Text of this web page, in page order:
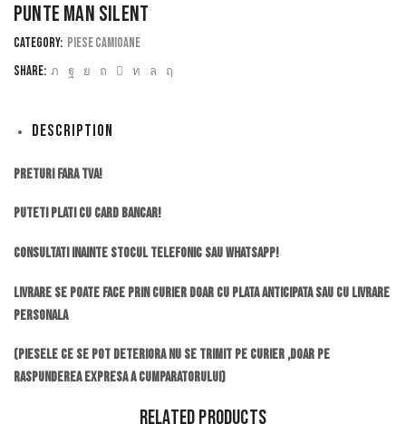
PUNTE MAN SILENT
Category: Piese camioane
Share:
Description
Preturi fara TVA!
Puteti plati cu card bancar!
Consultati inainte stocul telefonic sau whatsapp!
Livrare se poate face prin curier doar cu plata anticipata sau cu livrare
personala
(piesele ce se pot deteriora nu se trimit pe curier ,doar pe
raspunderea expresa a cumparatorului)
Related Products